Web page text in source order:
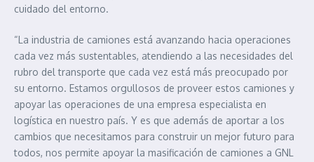
cuidado del entorno.
“La industria de camiones está avanzando hacia operaciones
cada vez más sustentables, atendiendo a las necesidades del
rubro del transporte que cada vez está más preocupado por
su entorno. Estamos orgullosos de proveer estos camiones y
apoyar las operaciones de una empresa especialista en
logística en nuestro país. Y es que además de aportar a los
cambios que necesitamos para construir un mejor futuro para
todos, nos permite apoyar la masificación de camiones a GNL